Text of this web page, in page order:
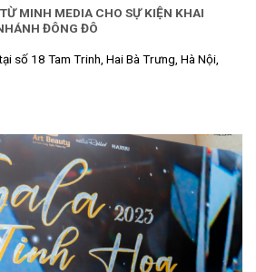
MINH MEDIA CHO SỰ KIỆN KHAI
ĐÔNG ĐÔ
số 18 Tam Trinh, Hai Bà Trưng, Hà Nội,